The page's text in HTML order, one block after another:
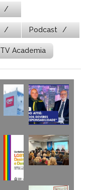
Podcast
TV Academia